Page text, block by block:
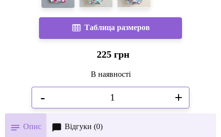
Таблица размеров
225 грн
В наявності
- +
Опис Відгуки (0)